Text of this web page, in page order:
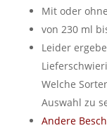
Mit oder
von 230 ml
Leider
Welche
Auswahl zu
Andere